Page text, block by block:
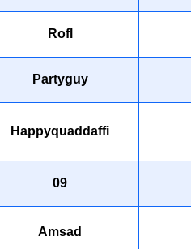
Rofl
Partyguy
Happyquaddaffi
Amsad